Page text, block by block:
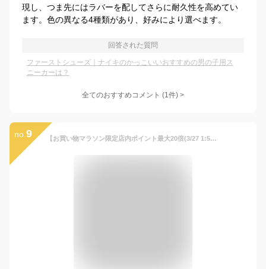
現し、つま先にはラバーを配してさらに耐久性を高めてい
ます。色の異なる4種類があり、好みにより選べます。
回答された質問
ファーストシューズ｜ナイキのかっこいいおすすめの男の子用ス
ニーカーは？
全てのおすすめコメント (1件) >
no. 9 【お買い物マラソン限定店内ポイント最大20倍(3/27 1:59迄)】 お買い得スペシャルプライス ナイキ エア マックス SC TDV CZ5361-002 ジュニア シューズ ナイキ エア マックス SC ベビーシューズ Airのクッショニングを搭載 軽量なクッショニングを提供